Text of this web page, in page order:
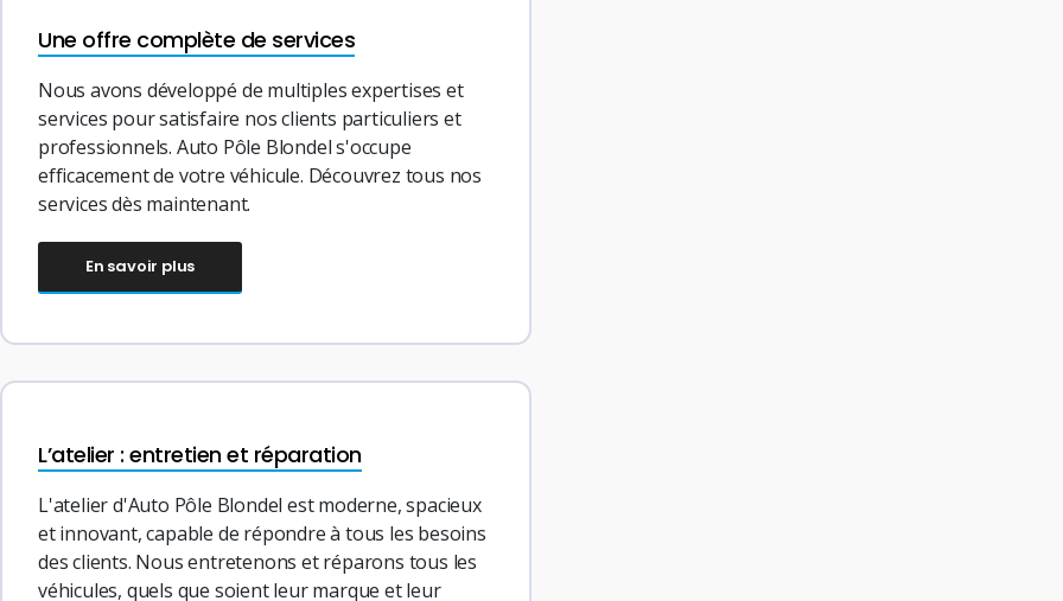
Une offre complète de services
Nous avons développé de multiples expertises et
services pour satisfaire nos clients particuliers et
professionnels. Auto Pôle Blondel s'occupe
efficacement de votre véhicule. Découvrez tous nos
services dès maintenant.
En savoir plus
L’atelier : entretien et réparation
L'atelier d'Auto Pôle Blondel est moderne, spacieux
et innovant, capable de répondre à tous les besoins
des clients. Nous entretenons et réparons tous les
véhicules, quels que soient leur marque et leur